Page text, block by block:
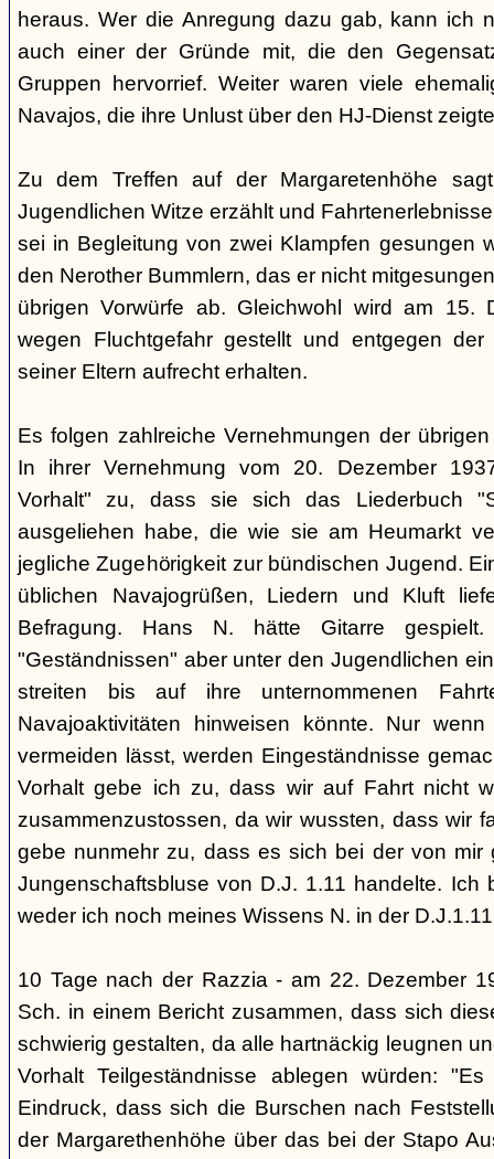
heraus. Wer die Anregung dazu gab, kann ich
auch einer der Gründe mit, die den
Gruppen hervorrief. Weiter waren viele
Navajos, die ihre Unlust über den HJ-Dienst
Zu dem Treffen auf der Margaretenhöhe
Jugendlichen Witze erzählt und
sei in Begleitung von zwei Klampfen gesungen
den Nerother Bummlern, das er nicht
übrigen Vorwürfe ab. Gleichwohl wird am 15.
wegen Fluchtgefahr gestellt und entgegen
seiner Eltern aufrecht erhalten.
Es folgen zahlreiche Vernehmungen der
In ihrer Vernehmung vom 20. Dezember
Vorhalt" zu, dass sie sich das Liederbuch
ausgeliehen habe, die wie sie am Heumarkt
jegliche Zugehörigkeit zur bündischen Jugend.
üblichen Navajogrüßen, Liedern und Kluft
Befragung. Hans N. hätte Gitarre
"Geständnissen" aber unter den Jugendlichen
streiten bis auf ihre unternommenen
Navajoaktivitäten hinweisen könnte. Nur
vermeiden lässt, werden Eingeständnisse
Vorhalt gebe ich zu, dass wir auf Fahrt nicht
zusammenzustossen, da wir wussten, dass wir
gebe nunmehr zu, dass es sich bei der von mir
Jungenschaftsbluse von D.J. 1.11 handelte. Ich
weder ich noch meines Wissens N. in der
10 Tage nach der Razzia - am 22. Dezember
Sch. in einem Bericht zusammen, dass sich
schwierig gestalten, da alle hartnäckig leugnen
Vorhalt Teilgeständnisse ablegen würden:
Eindruck, dass sich die Burschen nach
der Margarethenhöhe über das bei der Stapo